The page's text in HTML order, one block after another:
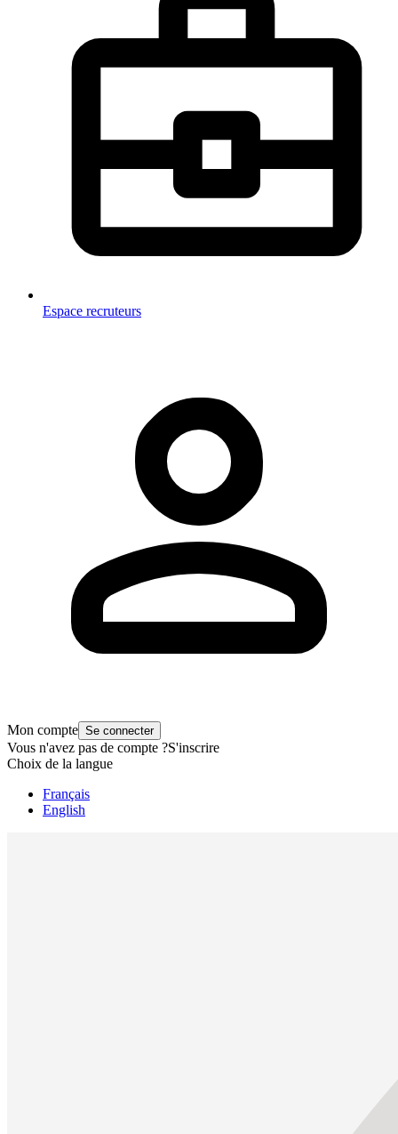
Espace recruteurs
Mon compte Se connecter
Vous n'avez pas de compte ?S'inscrire
Choix de la langue
Français
English